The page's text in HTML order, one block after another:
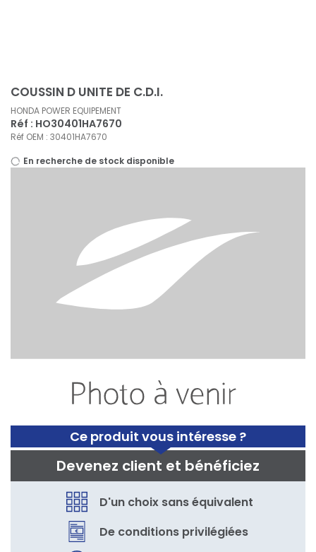
Ce produit vous intéresse ?
Devenez client et bénéficiez
D'un choix sans équivalent
De conditions privilégiées
COUSSIN D UNITE DE C.D.I.
HONDA POWER EQUIPEMENT
Réf : HO30401HA7670
Réf OEM : 30401HA7670
En recherche de stock disponible